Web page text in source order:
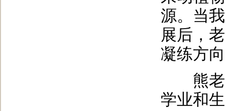
源。当
展后，
凝练方
熊老
学业和